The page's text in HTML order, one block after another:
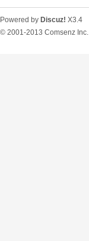
Powered by Discuz! X3.4
© 2001-2013 Comsenz Inc.